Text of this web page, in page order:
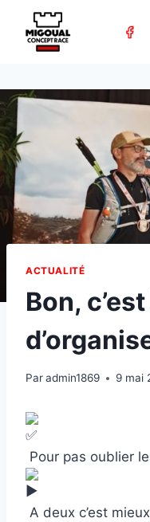
content
ACTUALITÉ
Bon,
Paradmin1869 9 mai
Pour pas oublier
A deux c’est